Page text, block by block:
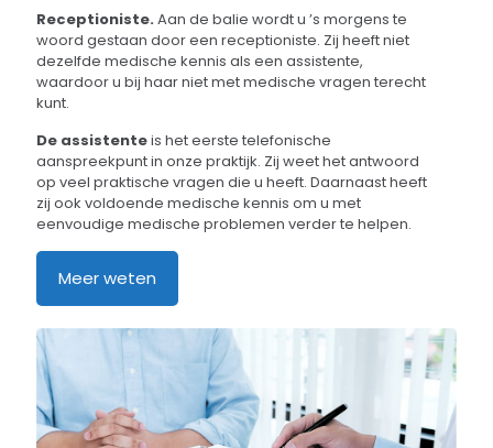
Receptioniste. Aan de balie wordt u ’s morgens te
woord gestaan door een receptioniste. Zij heeft niet
dezelfde medische kennis als een assistente,
waardoor u bij haar niet met medische vragen terecht
kunt.
De assistenteis het eerste telefonische
aanspreekpunt in onze praktijk. Zij weet het antwoord
op veel praktische vragen die u heeft. Daarnaast heeft
zij ook voldoende medische kennis om u met
eenvoudige medische problemen verder te helpen.
Meer weten